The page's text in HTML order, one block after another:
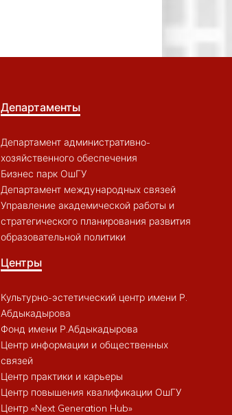
Департаменты
Департамент административно-
хозяйственного обеспечения
Бизнес парк ОшГУ
Департамент международных связей
Управление академической работы и
стратегического планирования развития
образовательной политики
Центры
Культурно-эстетический центр имени Р.
Абдыкадырова
Фонд имени Р.Абдыкадырова
Центр информации и общественных
связей
Центр практики и карьеры
Центр повышения квалификации ОшГУ
Центр «Next Generation Hub»